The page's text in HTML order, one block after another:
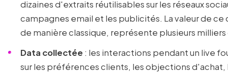
dizaines d'extraits réutilisables sur les réseaux
campagnes email et les publicités. La valeur de
de manière classique, représente plusieurs
Data collectée : les interactions pendant un live
sur les préférences clients, les objections